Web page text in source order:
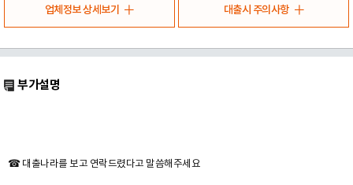
업체정보 상세보기 대출시 주의사항
부가설명
☎ 대출나라를 보고 연락드렸다고 말씀해주세요